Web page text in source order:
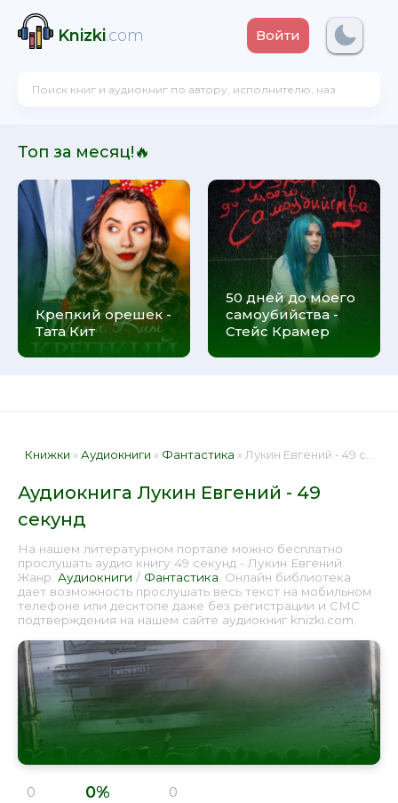
Knizki.com Войти
Топ за месяц!🔥
Крепкий орешек -
Тата Кит
50 дней до моего
самоубийства -
Стейс Крамер
Книжки »Аудиокниги » Фантастика » Лукин Евгений - 49 секунд 📕 - Книга онлайн бесплатно
Аудиокнига Лукин Евгений - 49
секунд
На нашем литературном портале можно бесплатно
прослушать аудио книгу 49 секунд - Лукин Евгений.
Жанр: Аудиокниги / Фантастика . Онлайн библиотека
дает возможность прослушать весь текст на мобильном
телефоне или десктопе даже без регистрации и СМС
подтверждения на нашем сайте аудиокниг knizki.com.
0 0% 0